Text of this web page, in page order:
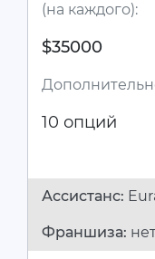
(на каждого):
$35000
10 опций
Ассистанc:
Франшиза: